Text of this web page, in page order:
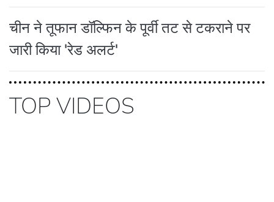
चीन ने तूफान डॉल्फिन के पूर्वी तट से टकराने पर
जारी किया 'रेड अलर्ट'
TOP VIDEOS